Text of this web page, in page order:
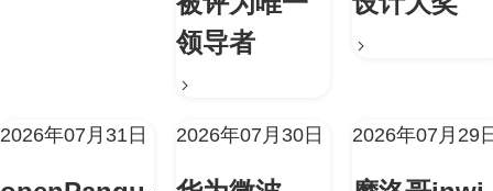
领导者
2026年07月31日 2026年07月30日 2026年07月29